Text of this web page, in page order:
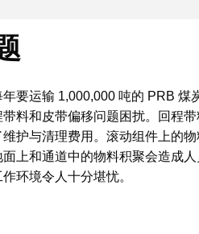
年要运输 1,000,000 吨的 PRB 煤
带料和皮带偏移问题困扰。回程
维护与清理费用。滚动组件上的
面上和通道中的物料积聚会造成
环境令人十分堪忧。